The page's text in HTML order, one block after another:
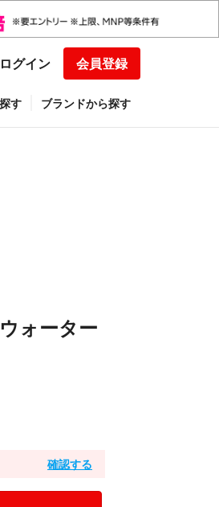
ログイン 会員登録
す ブランドから探す
ォーター
確認する